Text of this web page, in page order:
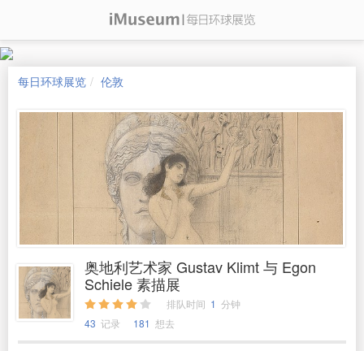
每日环球展览 伦敦
奥地利艺术家 Gustav Klimt 与 Egon
Schiele 素描展
排队时间 1 分钟
43 记录 181 想去